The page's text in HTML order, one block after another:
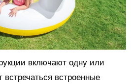
включают одну или
встречаться встроенные